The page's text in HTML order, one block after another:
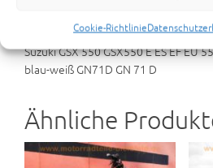
Cookie-Richtlinie
Beschreibung
Suzuki GSX 550 GSX550 E ES EF EU
blau-weiß GN71D GN 71 D
Ähnliche